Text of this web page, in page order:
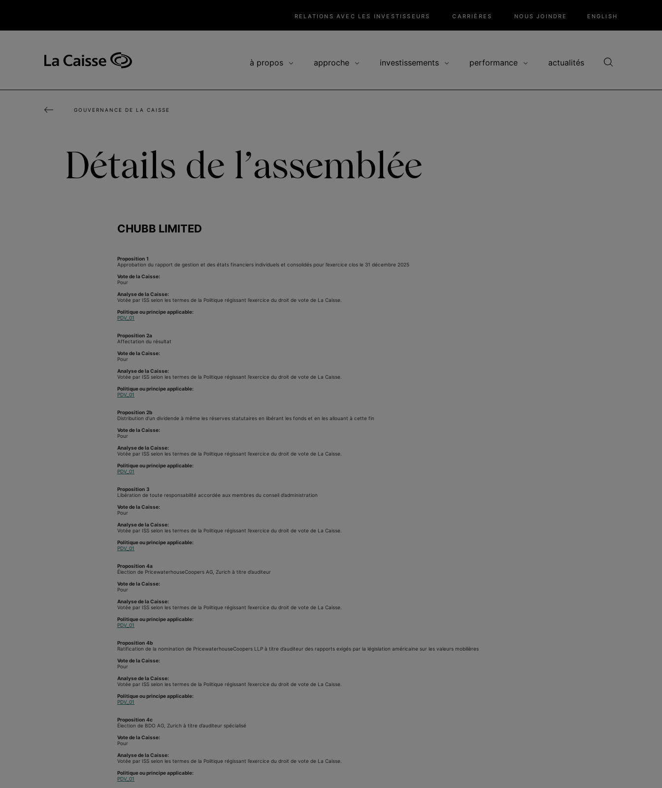
RELATIONS AVEC LES INVESTISSEURS CARRIÈRES NOUS JOINDRE ENGLISH
à propos approche investissements performance actualités
GOUVERNANCE DE LA CAISSE
Détails de l’assemblée
CHUBB LIMITED
Proposition 1
Approbation du rapport de gestion et des états financiers individuels et consolidés pour l’exercice clos le 31 décembre 2025
Vote de la Caisse:
Pour
Analyse de la Caisse:
Votée par ISS selon les termes de la Politique régissant l’exercice du droit de vote de La Caisse.
Politique ou principe applicable:
PDV_01
Proposition 2a
Affectation du résultat
Vote de la Caisse:
Pour
Analyse de la Caisse:
Votée par ISS selon les termes de la Politique régissant l’exercice du droit de vote de La Caisse.
Politique ou principe applicable:
PDV_01
Proposition 2b
Distribution d’un dividende à même les réserves statutaires en libérant les fonds et en les allouant à cette fin
Vote de la Caisse:
Pour
Analyse de la Caisse:
Votée par ISS selon les termes de la Politique régissant l’exercice du droit de vote de La Caisse.
Politique ou principe applicable:
PDV_01
Proposition 3
Libération de toute responsabilité accordée aux membres du conseil d’administration
Vote de la Caisse:
Pour
Analyse de la Caisse:
Votée par ISS selon les termes de la Politique régissant l’exercice du droit de vote de La Caisse.
Politique ou principe applicable:
PDV_01
Proposition 4a
Élection de PricewaterhouseCoopers AG, Zurich à titre d’auditeur
Vote de la Caisse:
Pour
Analyse de la Caisse:
Votée par ISS selon les termes de la Politique régissant l’exercice du droit de vote de La Caisse.
Politique ou principe applicable:
PDV_01
Proposition 4b
Ratification de la nomination de PricewaterhouseCoopers LLP à titre d’auditeur des rapports exigés par la législation américaine sur les valeurs mobilières
Vote de la Caisse:
Pour
Analyse de la Caisse:
Votée par ISS selon les termes de la Politique régissant l’exercice du droit de vote de La Caisse.
Politique ou principe applicable:
PDV_01
Proposition 4c
Élection de BDO AG, Zurich à titre d’auditeur spécialisé
Vote de la Caisse:
Pour
Analyse de la Caisse:
Votée par ISS selon les termes de la Politique régissant l’exercice du droit de vote de La Caisse.
Politique ou principe applicable:
PDV_01